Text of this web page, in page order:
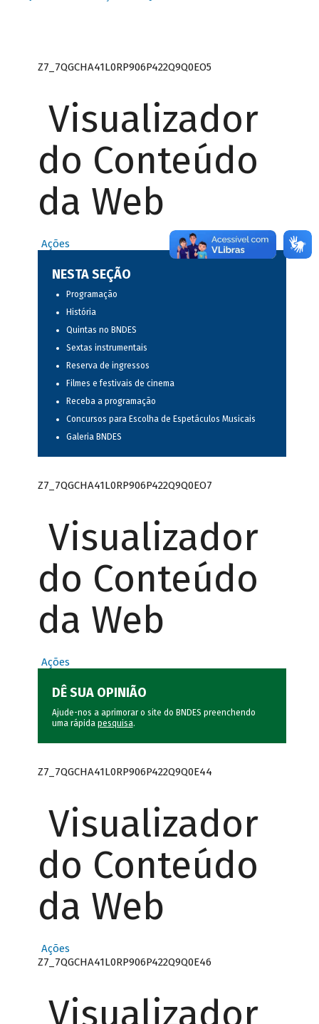
Z7_7QGCHA41L0RP906P422Q9Q0EO5
Visualizador
do Conteúdo
da Web
Ações
NESTA SEÇÃO
Programação
História
Quintas no BNDES
Sextas instrumentais
Reserva de ingressos
Filmes e festivais de cinema
Receba a programação
Concursos para Escolha de Espetáculos Musicais
Galeria BNDES
Z7_7QGCHA41L0RP906P422Q9Q0EO7
Visualizador
do Conteúdo
da Web
Ações
DÊ SUA OPINIÃO
Ajude-nos a aprimorar o site do BNDES preenchendo
uma rápida pesquisa.
Z7_7QGCHA41L0RP906P422Q9Q0E44
Visualizador
do Conteúdo
da Web
Ações
Z7_7QGCHA41L0RP906P422Q9Q0E46
Visualizador